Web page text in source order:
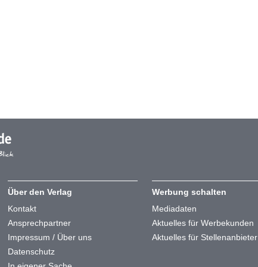
Über den Verlag
Kontakt
Ansprechpartner
Impressum / Über uns
Datenschutz
Werbung schalten
Mediadaten
Aktuelles für Werbekunden
Aktuelles für Stellenanbieter